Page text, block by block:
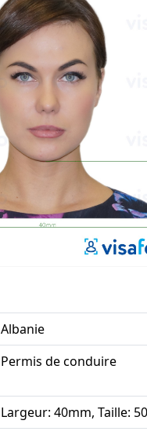
Albanie
Permis de conduire
Largeur: 40mm, Taille: